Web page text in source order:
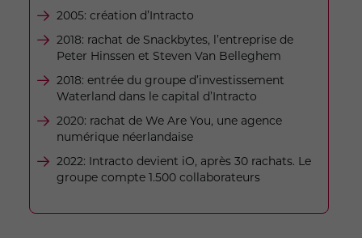
2005: création d’Intracto
2018: rachat de Snackbytes, l’entreprise de
Peter Hinssen et Steven Van Belleghem
2018: entrée du groupe d’investissement
Waterland dans le capital d’Intracto
2020: rachat de We Are You, une agence
numérique néerlandaise
2022: Intracto devient iO, après 30 rachats. Le
groupe compte 1.500 collaborateurs